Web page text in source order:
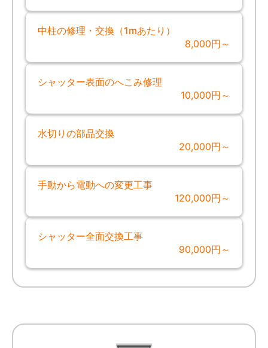
中柱の修理・交換（1mあたり）
8,000円～
シャッター表面のへこみ修理
10,000円～
水切りの部品交換
20,000円～
手動から電動への変更工事
120,000円～
シャッター全面交換工事
90,000円～